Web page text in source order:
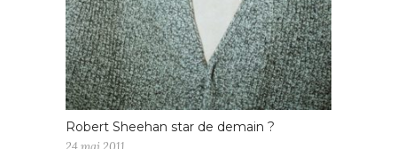
Robert Sheehan star de demain ?